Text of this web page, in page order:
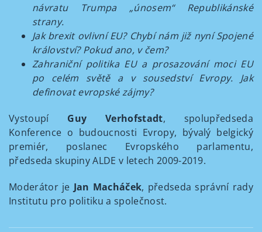
návratu Trumpa „únosem“ Republikánské
strany.
Jak brexit ovlivní EU? Chybí nám již nyní Spojené
království? Pokud ano, v čem?
Zahraniční politika EU a prosazování moci EU
po celém světě a v sousedství Evropy. Jak
definovat evropské zájmy?
Vystoupí Guy Verhofstadt, spolupředseda
Konference o budoucnosti Evropy, bývalý belgický
premiér, poslanec Evropského parlamentu,
předseda skupiny ALDE v letech 2009-2019.
Moderátor je Jan Macháček, předseda správní rady
Institutu pro politiku a společnost.